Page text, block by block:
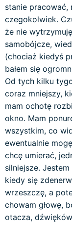
stanie pracować,
czegokolwiek.
że nie
samobójcze,
(chociaż kiedyś
bałem się
Od tych kilku
coraz mniejszy,
mam ochotę
okno. Mam
wszystkim, co
ewentualnie
chcę umierać,
silniejsze.
kiedy się
wrzeszczę, a
chowam głowę,
otacza,